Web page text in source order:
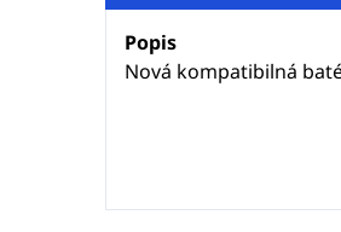
Popis
Nová kompatibilná